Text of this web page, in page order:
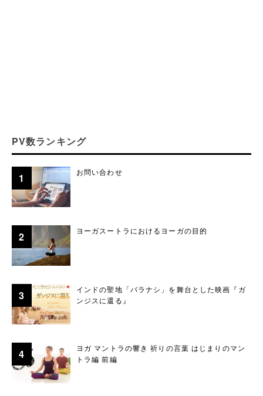
PV数ランキング
お問い合わせ
ヨーガスートラにおけるヨーガの目的
インドの聖地「バラナシ」を舞台とした映画『ガ
ンジスに還る』
ヨガ マントラの響き 祈りの言葉 はじまりのマン
トラ編 前編